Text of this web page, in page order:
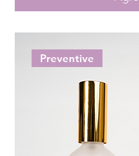
Preventive